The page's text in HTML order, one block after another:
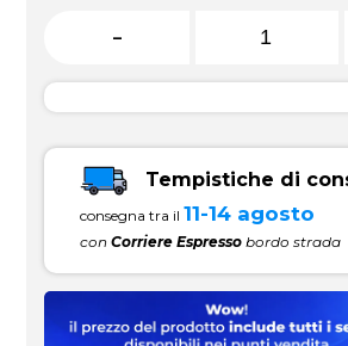
-
Tempistiche di
consegna tra il 11-14 agosto
conCorriere Espresso bordo strada